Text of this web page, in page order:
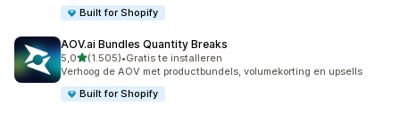
Built for Shopify
AOV.ai Bundles Quantity Breaks
5,0van 5 sterren
(1.505)
1505 recensies in totaal
•Gratis te installeren
Verhoog de AOV met productbundels, volumekorting en upsells
Built for Shopify